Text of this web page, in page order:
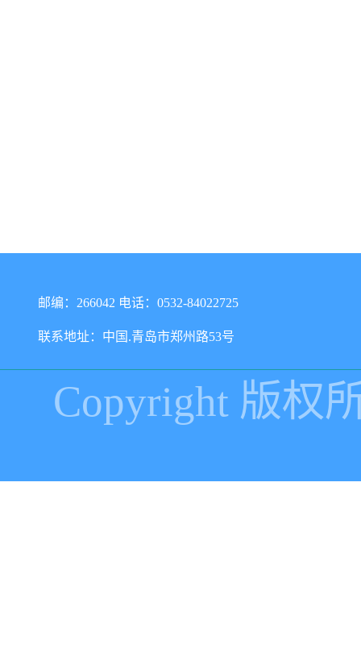
邮编：266042 电话：0532-84022725
联系地址：中国.青岛市郑州路53号
Copyright 版权